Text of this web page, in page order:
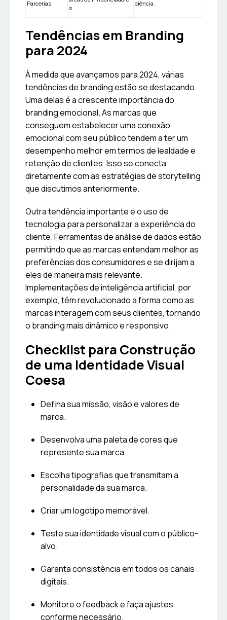
Parcerias
s.
diência.
Tendências em Branding
para 2024
À medida que avançamos para 2024, várias
tendências de branding estão se destacando.
Uma delas é a crescente importância do
branding emocional. As marcas que
conseguem estabelecer uma conexão
emocional com seu público tendem a ter um
desempenho melhor em termos de lealdade e
retenção de clientes. Isso se conecta
diretamente com as estratégias de storytelling
que discutimos anteriormente.
Outra tendência importante é o uso de
tecnologia para personalizar a experiência do
cliente. Ferramentas de análise de dados estão
permitindo que as marcas entendam melhor as
preferências dos consumidores e se dirijam a
eles de maneira mais relevante.
Implementações de inteligência artificial, por
exemplo, têm revolucionado a forma como as
marcas interagem com seus clientes, tornando
o branding mais dinâmico e responsivo.
Checklist para Construção
de uma Identidade Visual
Coesa
Defina sua missão, visão e valores de
marca.
Desenvolva uma paleta de cores que
represente sua marca.
Escolha tipografias que transmitam a
personalidade da sua marca.
Criar um logotipo memorável.
Teste sua identidade visual com o público-
alvo.
Garanta consistência em todos os canais
digitais.
Monitore o feedback e faça ajustes
conforme necessário.